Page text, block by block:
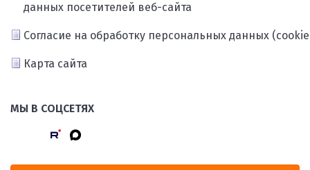
данных посетителей веб-сайта
Согласие на обработку персональных данных
Карта сайта
МЫ В СОЦСЕТЯХ